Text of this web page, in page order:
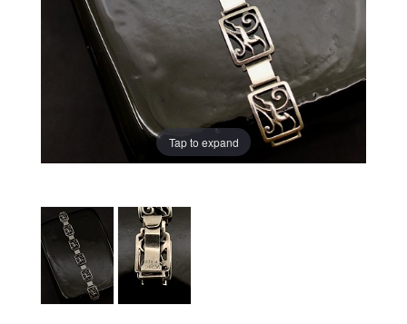
Tap to expand